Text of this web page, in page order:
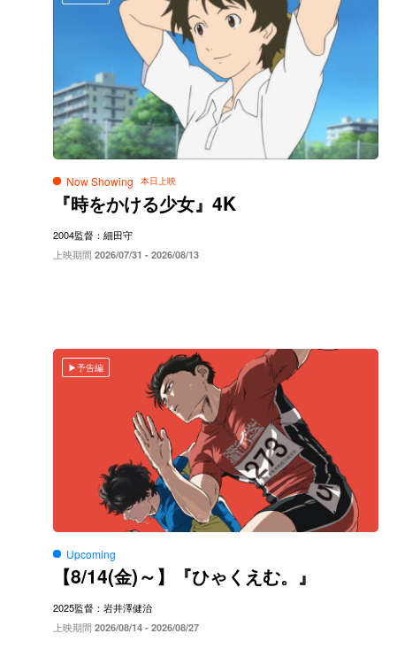
Now Showing
『時をかける少女』 4K
2004監督：細田守
上映期間 2026/07/31 - 2026/08/13
予告編
Upcoming
【8/14(金)～】『ひゃくえむ。』
2025監督：岩井澤健治
上映期間 2026/08/14 - 2026/08/27